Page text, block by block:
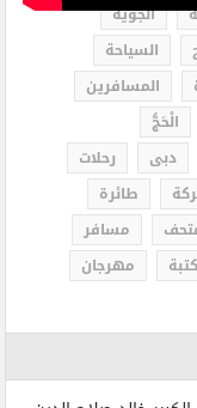
الجوية
السياحة
المسافرين
الْحَجُّ
دبى
رحلات
طائرة
مسافر
مهرجان